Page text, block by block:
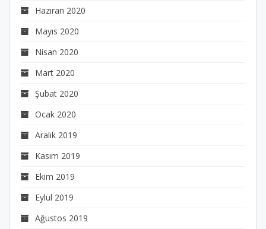
Haziran 2020
Mayıs 2020
Nisan 2020
Mart 2020
Şubat 2020
Ocak 2020
Aralık 2019
Kasım 2019
Ekim 2019
Eylül 2019
Ağustos 2019